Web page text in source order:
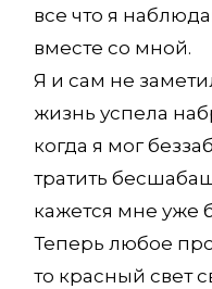
все что я
вместе со мной.
Я и сам не
жизнь успела
когда я мог
тратить
кажется мне уже
Теперь любое
то красный свет